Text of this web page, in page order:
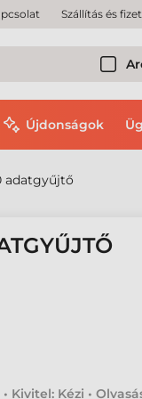
Szállítás és
Újdonságok
adatgyűjtő
Kivitel: Kézi •